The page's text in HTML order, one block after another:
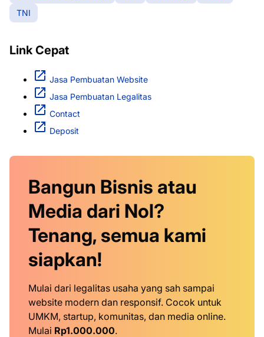
TNI
Link Cepat
Jasa Pembuatan Website
Jasa Pembuatan Legalitas
Contact
Deposit
Bangun Bisnis atau
Media dari Nol?
Tenang, semua kami
siapkan!
Mulai dari legalitas usaha yang sah sampai
website modern dan responsif. Cocok untuk
UMKM, startup, komunitas, dan media online.
Mulai Rp1.000.000.